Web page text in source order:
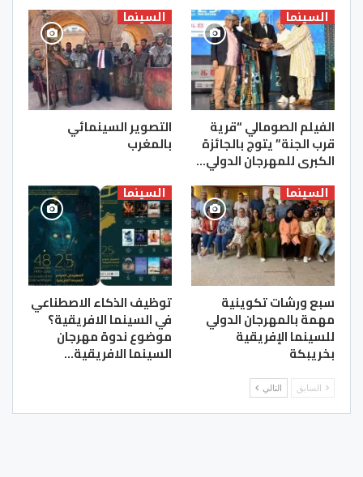
السينما
الفيلم الصومالي “قرية
قرب الجنة” يتوج بالجائزة
الكبرى للمهرجان الدولي…
السينما
التصوير السينمائي
بالمغرب
السينما
سبع ورشات تكوينية
مهمة بالمهرجان الدولي
للسينما الإفريقية
بخريبكة
السينما
توظيف الذكاء الاصطناعي
في السينما الافريقية؟
موضوع ندوة مهرجان
السينما الافريقية…
السابق التالي